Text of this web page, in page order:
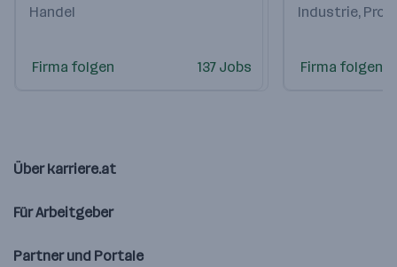
Handel
Firma folgen 137 Jobs
Industrie,
Firma folgen
Über karriere.at
Für Arbeitgeber
Partner und Portale